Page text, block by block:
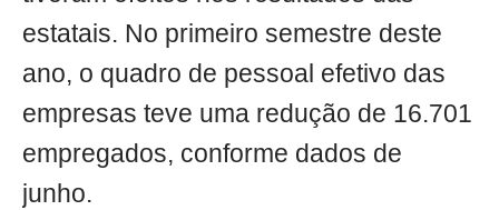
estatais. No primeiro semestre deste
ano, o quadro de pessoal efetivo das
empresas teve uma redução de 16.701
empregados, conforme dados de
junho.